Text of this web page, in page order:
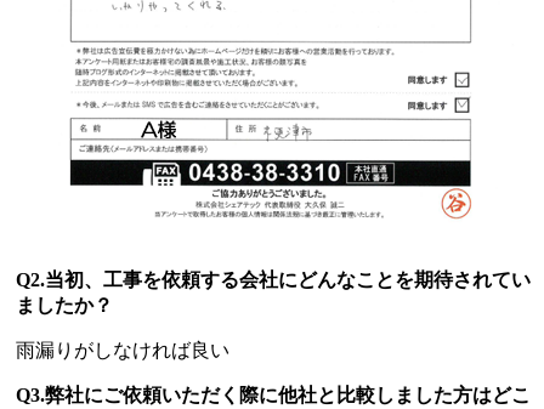
Q2.当初、工事を依頼する会社にどんなことを期待されてい
ましたか？
雨漏りがしなければ良い
Q3.弊社にご依頼いただく際に他社と比較しました方はどこ